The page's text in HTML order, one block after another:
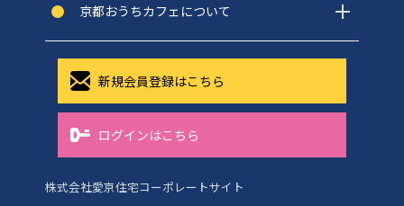
京都おうちカフェについて
新規会員登録はこちら
ログインはこちら
株式会社愛京住宅コーポレートサイト